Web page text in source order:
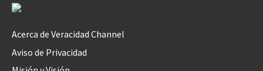
Acerca de Veracidad Channel
Aviso de Privacidad